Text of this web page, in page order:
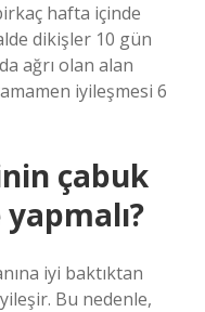
hafta içinde
dikişler 10 gün
ağrı olan alan
iyileşmesi 6
çabuk
iyi baktıktan
Bu nedenle,